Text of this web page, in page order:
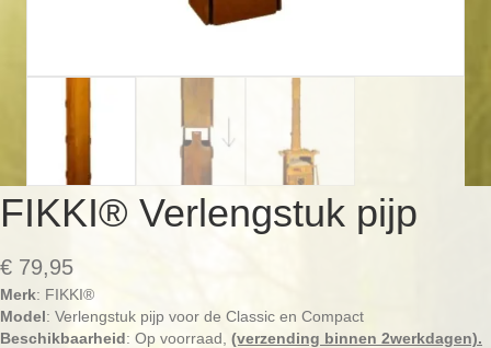
FIKKI® Verlengstuk pijp
€ 79,95
Merk: FIKKI®
Model: Verlengstuk pijp voor de Classic en Compact
Beschikbaarheid: Op voorraad, (verzending binnen 2werkdagen).